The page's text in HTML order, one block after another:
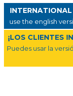
use the english
¡LOS CLIENTES
Puedes usar la